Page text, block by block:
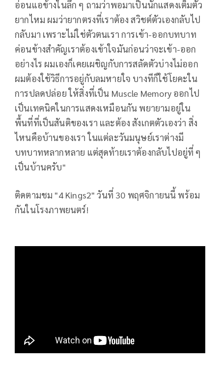
อ่อนแอข้างในลึก ๆ ถามว่าพอมาเป็นนักแสดงเต็มตัว
ยากไหม ผมว่ายากตรงที่เราต้อง สวิชต์ตัวเองกลับไป
กลับมา เพราะไม่ใช่ตัวตนเรา การเข้า-ออกบทบาท
ค่อนข้างสำคัญเราต้องเข้าใจมันก่อนว่าจะเข้า-ออก
อย่างไร ผมเองก็เคยเผชิญกับการสลัดตัวบ่างไม่ออก
ผมต้องใช้วิธีการอยู่กับลมหายใจ บางทีก็ใช้โยคะใน
การปลดปล่อย ให้สิ่งที่เป็น Muscle Memory ออกไป
เป็นเทคนิคในการแสดงเหมือนกัน พยายามอยู่ใน
พื้นที่ที่เป็นสันติของเรา และต้อง สังเกตตัวเองว่า สิ่ง
ไหนคือบ้านของเรา ในแต่ละวันมนุษย์เราต่างมี
บทบาทหลากหลาย แต่สุดท้ายเราต้องกลับไปอยู่ที่ ๆ
เป็นบ้านครับ"
ติดตามชม "4 Kings2" วันที่ 30 พฤศจิกายนนี้ พร้อม
กันในโรงภาพยนตร์!